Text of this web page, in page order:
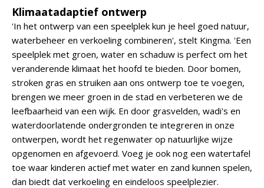
Klimaatadaptief ontwerp
'In het ontwerp van een speelplek kun je heel goed natuur,
waterbeheer en verkoeling combineren', stelt Kingma. 'Een
speelplek met groen, water en schaduw is perfect om het
veranderende klimaat het hoofd te bieden. Door bomen,
stroken gras en struiken aan ons ontwerp toe te voegen,
brengen we meer groen in de stad en verbeteren we de
leefbaarheid van een wijk. En door grasvelden, wadi's en
waterdoorlatende ondergronden te integreren in onze
ontwerpen, wordt het regenwater op natuurlijke wijze
opgenomen en afgevoerd. Voeg je ook nog een watertafel
toe waar kinderen actief met water en zand kunnen spelen,
dan biedt dat verkoeling en eindeloos speelplezier.